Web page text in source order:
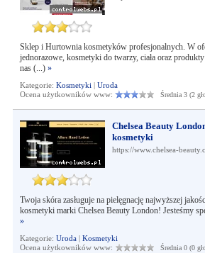
Sklep i Hurtownia kosmetyków profesjonalnych. W
jednorazowe, kosmetyki do twarzy, ciała oraz
nas (...) »
Kategorie: Kosmetyki | Uroda
Ocena użytkowników www:
Średnia 3 (2
Chelsea Beauty
kosmetyki
https://www.chelsea-
Twoja skóra zasługuje na pielęgnację najwyższej
kosmetyki marki Chelsea Beauty London! Jesteśmy
»
Kategorie: Uroda| Kosmetyki
Ocena użytkowników www:
Średnia 0 (0